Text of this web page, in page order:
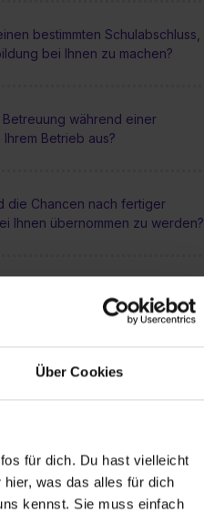
Über Cookies
für dich. Du hast vielleicht
was das alles für dich
kennst. Sie muss einfach
bestimmten Schulabschluss,
bei Ihnen zu machen?
während einer
Betrieb aus?
die Chancen nach fertiger
Ihnen übernommen zu werden?
möglich?